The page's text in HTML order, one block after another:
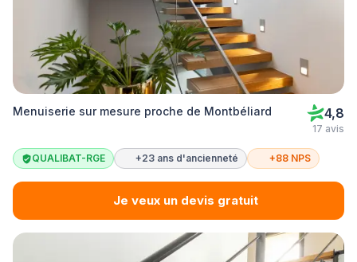
Menuiserie sur mesure proche de Montbéliard 4,8
17 avis
QUALIBAT-RGE +23 ans d'ancienneté +88 NPS
Je veux un devis gratuit